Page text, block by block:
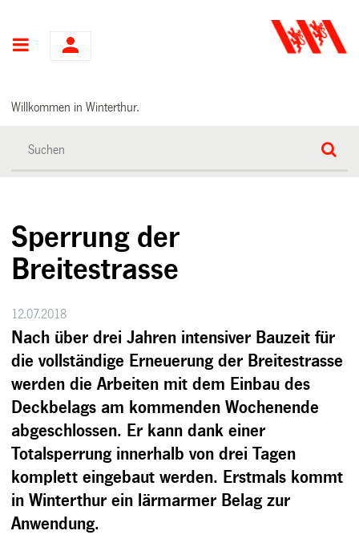
Hauptnavigation
Willkommen in Winterthur.
Sperrung der
Breitestrasse
12.07.2018
Nach über drei Jahren intensiver Bauzeit für
die vollständige Erneuerung der Breite­strasse
werden die Arbeiten mit dem Einbau des
Deckbelags am kommenden Wochen­ende
abgeschlossen. Er kann dank einer
Totalsperrung innerhalb von drei Tagen
komplett eingebaut werden. Erstmals kommt
in Winterthur ein lärmarmer Belag zur
Anwendung.